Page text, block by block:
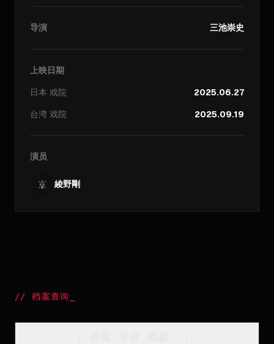
导演 三池崇史
上映日期
日本 戏院
2025.06.27
台湾 戏院 2025.09.19
演员
綾野剛
//档案查询